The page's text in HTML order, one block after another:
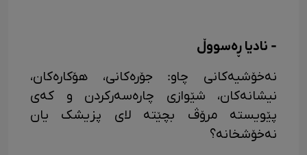
- نادیا ڕەسووڵ
نەخۆشیەکانی چاو: جۆرەکانی، هۆکارەکان،
نیشانەکان، شێوازی چارەسەرکردن و کەی
پێویستە مرۆڤ بچێتە لای پزیشک یان
نەخۆشخانە؟